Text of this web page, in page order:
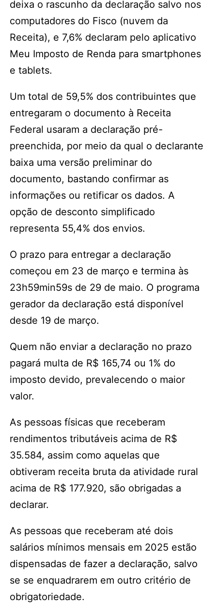
deixa o rascunho da declaração salvo nos
computadores do Fisco (nuvem da
Receita), e 7,6% declaram pelo aplicativo
Meu Imposto de Renda para smartphones
e tablets.
Um total de 59,5% dos contribuintes que
entregaram o documento à Receita
Federal usaram a declaração pré-
preenchida, por meio da qual o declarante
baixa uma versão preliminar do
documento, bastando confirmar as
informações ou retificar os dados. A
opção de desconto simplificado
representa 55,4% dos envios.
O prazo para entregar a declaração
começou em 23 de março e termina às
23h59min59s de 29 de maio. O programa
gerador da declaração está disponível
desde 19 de março.
Quem não enviar a declaração no prazo
pagará multa de R$ 165,74 ou 1% do
imposto devido, prevalecendo o maior
valor.
As pessoas físicas que receberam
rendimentos tributáveis acima de R$
35.584, assim como aquelas que
obtiveram receita bruta da atividade rural
acima de R$ 177.920, são obrigadas a
declarar.
As pessoas que receberam até dois
salários mínimos mensais em 2025 estão
dispensadas de fazer a declaração, salvo
se se enquadrarem em outro critério de
obrigatoriedade.